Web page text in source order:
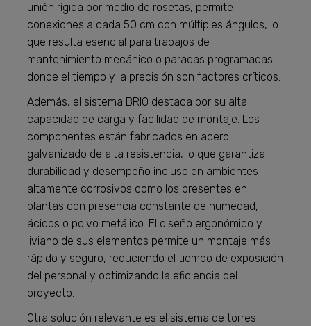
unión rígida por medio de rosetas, permite
conexiones a cada 50 cm con múltiples ángulos, lo
que resulta esencial para trabajos de
mantenimiento mecánico o paradas programadas
donde el tiempo y la precisión son factores críticos.
Además, el sistema BRIO destaca por su alta
capacidad de carga y facilidad de montaje. Los
componentes están fabricados en acero
galvanizado de alta resistencia, lo que garantiza
durabilidad y desempeño incluso en ambientes
altamente corrosivos como los presentes en
plantas con presencia constante de humedad,
ácidos o polvo metálico. El diseño ergonómico y
liviano de sus elementos permite un montaje más
rápido y seguro, reduciendo el tiempo de exposición
del personal y optimizando la eficiencia del
proyecto.
Otra solución relevante es el sistema de torres